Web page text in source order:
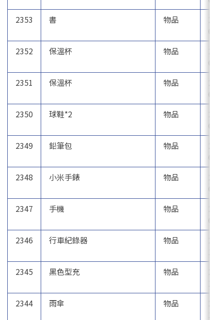
2353
書 物品
2352
保溫杯 物品
2351
保溫杯 物品
2350
球鞋*2 物品
2349
鉛筆包 物品
2348
小米手錶 物品
2347
手機 物品
2346
行車紀錄器 物品
2345
黑色型充 物品
2344
雨傘 物品